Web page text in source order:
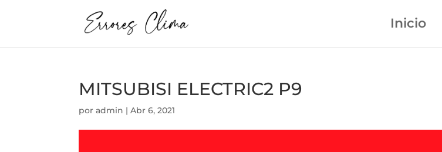
Inicio
MITSUBISI ELECTRIC2 P9
poradmin |Abr 6, 2021